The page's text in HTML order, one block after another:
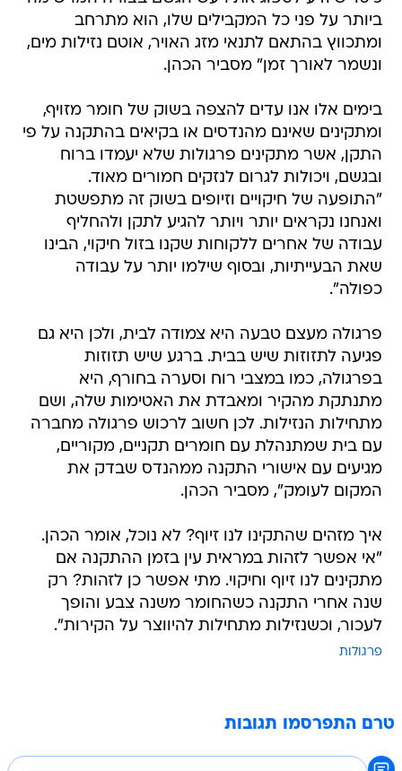
ביותר על פני כל המקבילים שלו, הוא מתרחב
ומתכווץ בהתאם לתנאי מזג האויר, אוטם נזילות מים,
ונשמר לאורך זמן" מסביר הכהן.
בימים אלו אנו עדים להצפה בשוק של חומר מזויף,
ומתקינים שאינם מהנדסים או בקיאים בהתקנה על פי
התקן, אשר מתקינים פרגולות שלא יעמדו ברוח
ובגשם, ויכולות לגרום לנזקים חמורים מאוד.
"התופעה של חיקויים וזיופים בשוק זה מתפשטת
ואנחנו נקראים יותר ויותר להגיע לתקן ולהחליף
עבודה של אחרים ללקוחות שקנו בזול חיקוי, הבינו
שאת הבעייתיות, ובסוף שילמו יותר על עבודה
כפולה".
פרגולה מעצם טבעה היא צמודה לבית, ולכן היא גם
פגיעה לתזוזות שיש בבית. ברגע שיש תזוזות
בפרגולה, כמו במצבי רוח וסערה בחורף, היא
מתנתקת מהקיר ומאבדת את האטימות שלה, ושם
מתחילות הנזילות. לכן חשוב לרכוש פרגולה מחברה
עם בית שמתנהלת עם חומרים תקניים, מקוריים,
מגיעים עם אישורי התקנה ממהנדס שבדק את
המקום לעומק", מסביר הכהן.
איך מזהים שהתקינו לנו זיוף? לא נוכל, אומר הכהן.
"אי אפשר לזהות במראית עין בזמן ההתקנה אם
מתקינים לנו זיוף וחיקוי. מתי אפשר כן לזהות? רק
שנה אחרי התקנה כשהחומר משנה צבע והופך
לעכור, וכשנזילות מתחילות להיווצר על הקירות".
פרגולות
טרם התפרסמו תגובות